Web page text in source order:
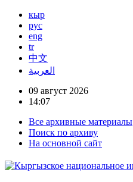
кыр
рус
eng
tr
中文
العربية
09 август 2026
14:07
Все архивные материалы
Поиск по архиву
На основной сайт